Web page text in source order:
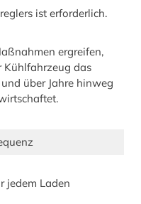
ist erforderlich.
ergreifen,
Kühlfahrzeug das
über Jahre hinweg
jedem Laden